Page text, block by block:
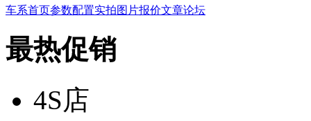
车系首页参数配置实拍图片报价文章论坛
最热促销
4S店